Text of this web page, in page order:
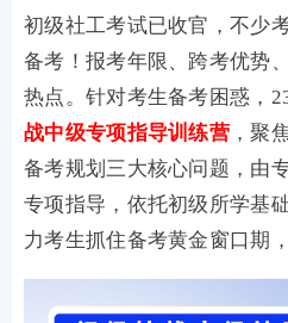
初级社工考试已收官，不少
备考！报考年限、跨考优势
热点。针对考生备考困惑，
战中级专项指导训练营 ，聚
备考规划三大核心问题，由
专项指导，依托初级所学基
力考生抓住备考黄金窗口期